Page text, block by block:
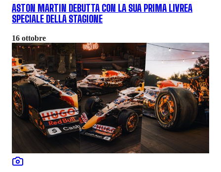
ASTON MARTIN DEBUTTA CON LA SUA PRIMA LIVREA
SPECIALE DELLA STAGIONE
16 ottobre